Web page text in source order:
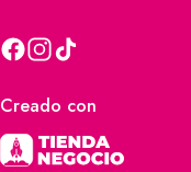
Creado con